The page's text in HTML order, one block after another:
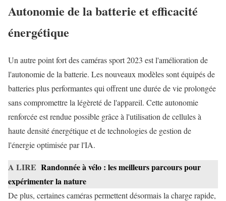
Autonomie de la batterie et efficacité
énergétique
Un autre point fort des caméras sport 2023 est l'amélioration de
l'autonomie de la batterie. Les nouveaux modèles sont équipés de
batteries plus performantes qui offrent une durée de vie prolongée
sans compromettre la légèreté de l'appareil. Cette autonomie
renforcée est rendue possible grâce à l'utilisation de cellules à
haute densité énergétique et de technologies de gestion de
l'énergie optimisée par l'IA.
A LIRE Randonnée à vélo : les meilleurs parcours pour
expérimenter la nature
De plus, certaines caméras permettent désormais la charge rapide,